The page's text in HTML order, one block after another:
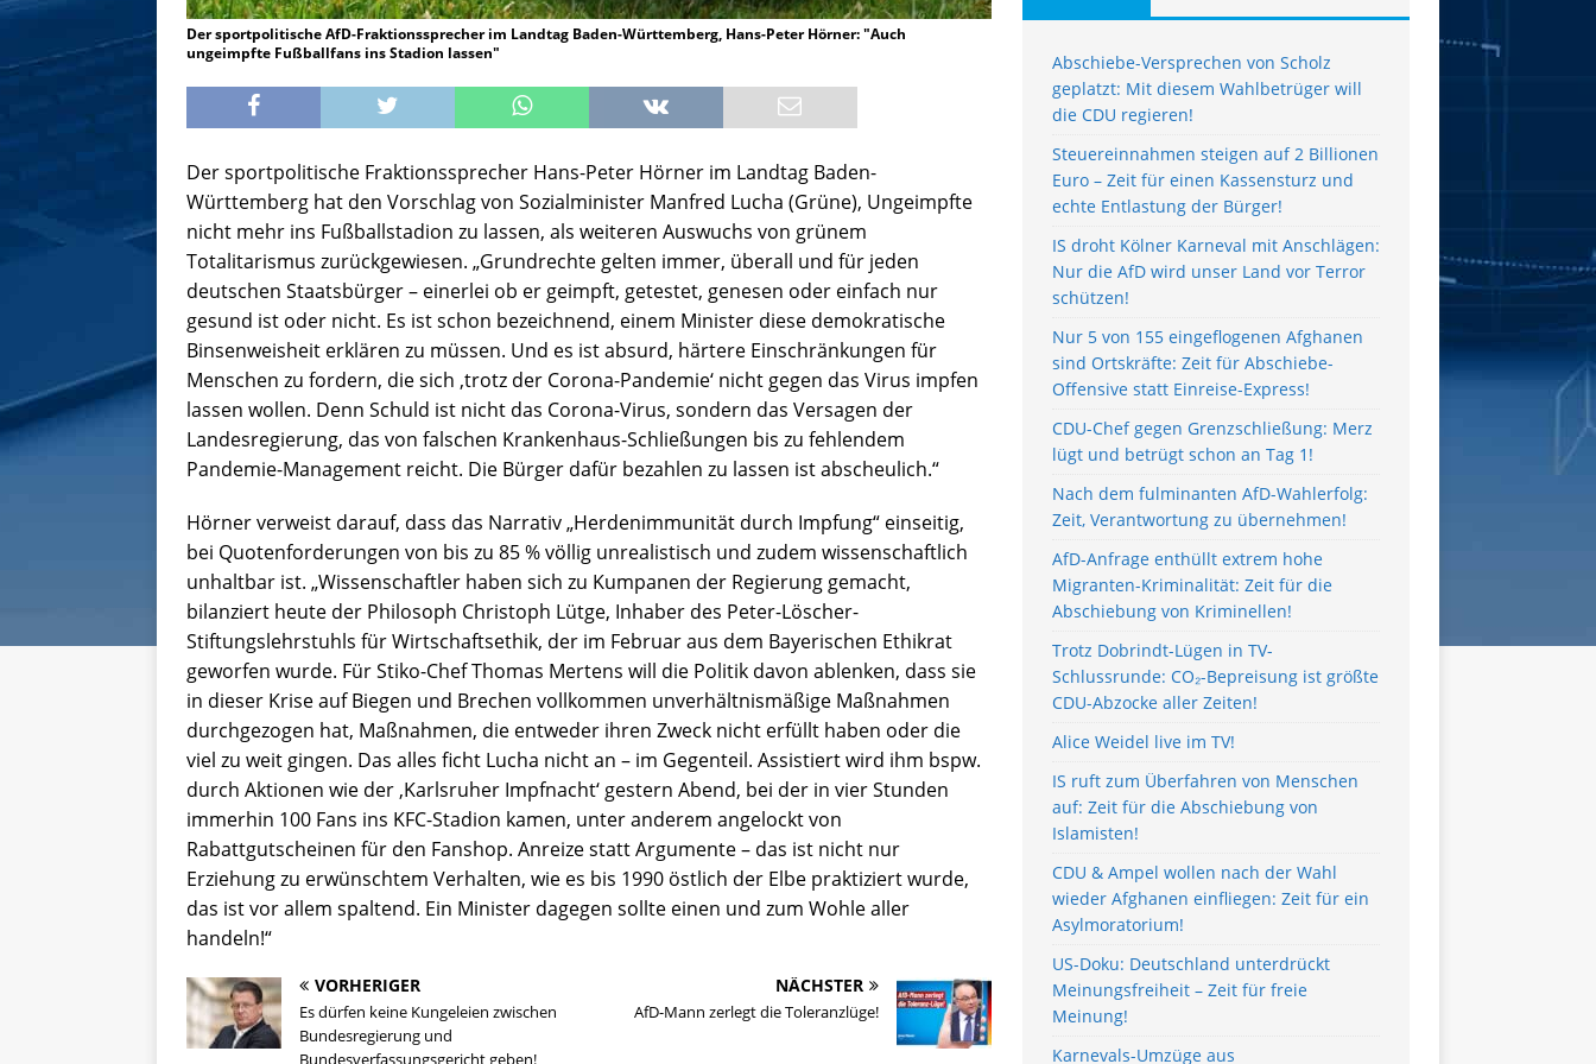
Der sportpolitische AfD-Fraktionssprecher im Landtag Baden-Württemberg, Hans-Peter Hörner: "Auch
ungeimpfte Fußballfans ins Stadion lassen"
Der sportpolitische Fraktionssprecher Hans-Peter Hörner im Landtag Baden-
Württemberg hat den Vorschlag von Sozialminister Manfred Lucha (Grüne), Ungeimpfte
nicht mehr ins Fußballstadion zu lassen, als weiteren Auswuchs von grünem
Totalitarismus zurückgewiesen. „Grundrechte gelten immer, überall und für jeden
deutschen Staatsbürger – einerlei ob er geimpft, getestet, genesen oder einfach nur
gesund ist oder nicht. Es ist schon bezeichnend, einem Minister diese demokratische
Binsenweisheit erklären zu müssen. Und es ist absurd, härtere Einschränkungen für
Menschen zu fordern, die sich ‚trotz der Corona-Pandemie‘ nicht gegen das Virus impfen
lassen wollen. Denn Schuld ist nicht das Corona-Virus, sondern das Versagen der
Landesregierung, das von falschen Krankenhaus-Schließungen bis zu fehlendem
Pandemie-Management reicht. Die Bürger dafür bezahlen zu lassen ist abscheulich.“
Hörner verweist darauf, dass das Narrativ „Herdenimmunität durch Impfung“ einseitig,
bei Quotenforderungen von bis zu 85 % völlig unrealistisch und zudem wissenschaftlich
unhaltbar ist. „Wissenschaftler haben sich zu Kumpanen der Regierung gemacht,
bilanziert heute der Philosoph Christoph Lütge, Inhaber des Peter-Löscher-
Stiftungslehrstuhls für Wirtschaftsethik, der im Februar aus dem Bayerischen Ethikrat
geworfen wurde. Für Stiko-Chef Thomas Mertens will die Politik davon ablenken, dass sie
in dieser Krise auf Biegen und Brechen vollkommen unverhältnismäßige Maßnahmen
durchgezogen hat, Maßnahmen, die entweder ihren Zweck nicht erfüllt haben oder die
viel zu weit gingen. Das alles ficht Lucha nicht an – im Gegenteil. Assistiert wird ihm bspw.
durch Aktionen wie der ‚Karlsruher Impfnacht‘ gestern Abend, bei der in vier Stunden
immerhin 100 Fans ins KFC-Stadion kamen, unter anderem angelockt von
Rabattgutscheinen für den Fanshop. Anreize statt Argumente – das ist nicht nur
Erziehung zu erwünschtem Verhalten, wie es bis 1990 östlich der Elbe praktiziert wurde,
das ist vor allem spaltend. Ein Minister dagegen sollte einen und zum Wohle aller
handeln!“
VORHERIGER
Es dürfen keine Kungeleien zwischen
Bundesregierung und
Bundesverfassungsgericht geben!
NÄCHSTER
AfD-Mann zerlegt die Toleranzlüge!
Abschiebe-Versprechen von Scholz
geplatzt: Mit diesem Wahlbetrüger will
die CDU regieren!
Steuereinnahmen steigen auf 2 Billionen
Euro – Zeit für einen Kassensturz und
echte Entlastung der Bürger!
IS droht Kölner Karneval mit Anschlägen:
Nur die AfD wird unser Land vor Terror
schützen!
Nur 5 von 155 eingeflogenen Afghanen
sind Ortskräfte: Zeit für Abschiebe-
Offensive statt Einreise-Express!
CDU-Chef gegen Grenzschließung: Merz
lügt und betrügt schon an Tag 1!
Nach dem fulminanten AfD-Wahlerfolg:
Zeit, Verantwortung zu übernehmen!
AfD-Anfrage enthüllt extrem hohe
Migranten-Kriminalität: Zeit für die
Abschiebung von Kriminellen!
Trotz Dobrindt-Lügen in TV-
Schlussrunde: CO₂-Bepreisung ist größte
CDU-Abzocke aller Zeiten!
Alice Weidel live im TV!
IS ruft zum Überfahren von Menschen
auf: Zeit für die Abschiebung von
Islamisten!
CDU & Ampel wollen nach der Wahl
wieder Afghanen einfliegen: Zeit für ein
Asylmoratorium!
US-Doku: Deutschland unterdrückt
Meinungsfreiheit – Zeit für freie
Meinung!
Karnevals-Umzüge aus